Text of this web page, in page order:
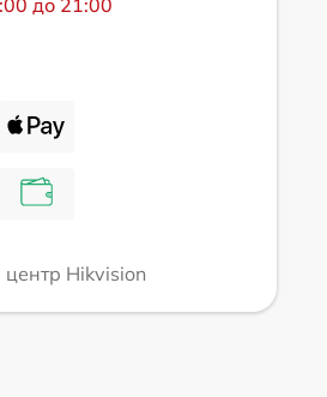
Hikvision